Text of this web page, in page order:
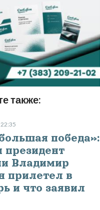
также:
победа»:
президент
Владимир
прилетел в
и что заявил